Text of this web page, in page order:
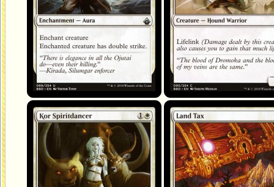
Danseuse d'esprit kor Contribution foncière